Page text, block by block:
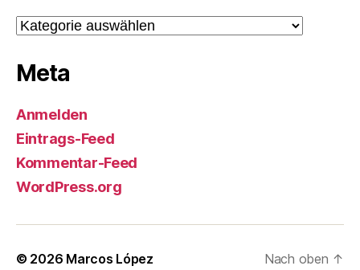
Kategorien
Meta
Anmelden
Eintrags-Feed
Kommentar-Feed
WordPress.org
© 2026 Marcos López Nach oben ↑